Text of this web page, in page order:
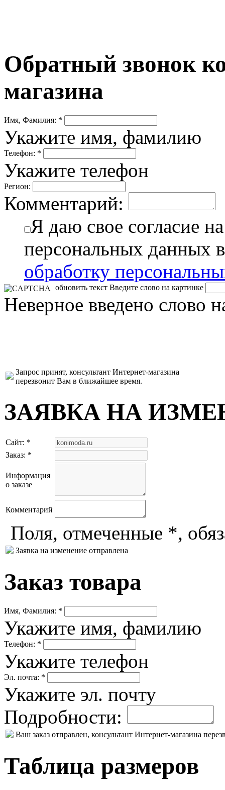
Обратный звонок
магазина
Имя, Фамилия: *
Укажите имя, фамилию
Телефон: *
Укажите телефон
Регион:
Комментарий:
Я даю свое согласие
персональных данных
обработку
обновить текст Введите слово на картинке
Неверное введено слово
Запрос принят, консультант Интернет-магазина
перезвонит Вам в ближайшее время.
ЗАЯВКА НА
Сайт: *
Заказ: *
Информация
о заказе
Комментарий
Поля, отмеченные *,
Заявка на изменение отправлена
Заказ товара
Имя, Фамилия: *
Укажите имя, фамилию
Телефон: *
Укажите телефон
Эл. почта: *
Укажите эл. почту
Подробности:
Ваш заказ отправлен, консультант Интернет-магазина
Таблица размеров